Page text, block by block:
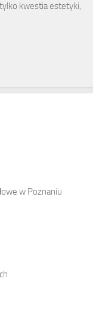
kwestia estetyki,
w Poznaniu